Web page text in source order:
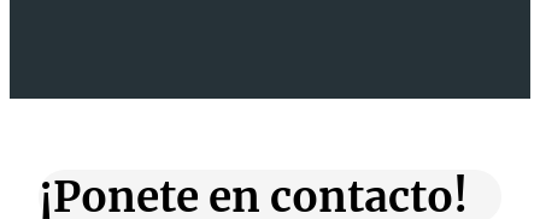
¡Ponete en contacto!